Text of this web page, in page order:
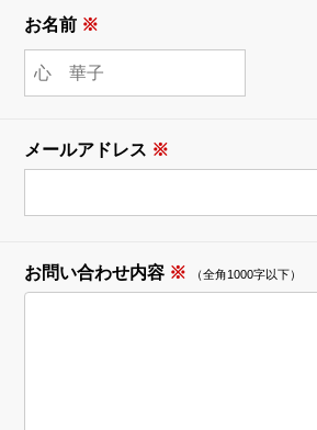
お名前 ※
メールアドレス ※
お問い合わせ内容 ※ （全角1000字以下）